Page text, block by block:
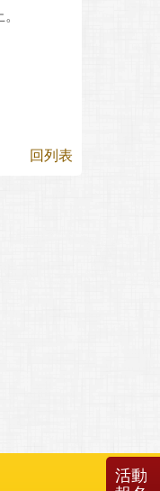
回列表
活動